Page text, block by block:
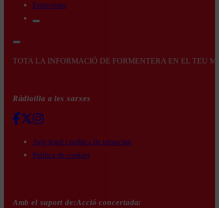
Entrevistes
TOTA LA INFORMACIÓ DE FORMENTERA EN EL TEU
Ràdioilla a les xarxes
Avís legal i política de privacitat
Política de cookies
Amb el suport de:Acció concertada: